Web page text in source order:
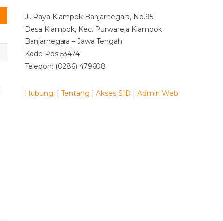
Jl. Raya Klampok Banjarnegara, No.95
Desa Klampok, Kec. Purwareja Klampok
Banjarnegara – Jawa Tengah
Kode Pos 53474
Telepon: (0286) 479608
Hubungi |Tentang |Akses SID |Admin Web